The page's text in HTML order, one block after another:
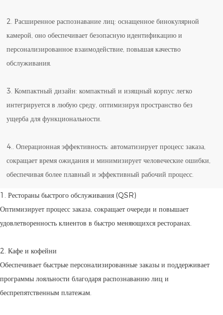
2. Расширенное распознавание лиц: оснащенное бинокулярной
камерой, оно обеспечивает безопасную идентификацию и
персонализированное взаимодействие, повышая качество
обслуживания.
3. Компактный дизайн: компактный и изящный корпус легко
интегрируется в любую среду, оптимизируя пространство без
ущерба для функциональности.
4.. Операционная эффективность: автоматизирует процесс заказа,
сокращает время ожидания и минимизирует человеческие ошибки,
обеспечивая более плавный и эффективный рабочий процесс.
1. Рестораны быстрого обслуживания (QSR)
Оптимизирует процесс заказа, сокращает очереди и повышает
удовлетворенность клиентов в быстро меняющихся ресторанах.
2. Кафе и кофейни
Обеспечивает быстрые персонализированные заказы и поддерживает
программы лояльности благодаря распознаванию лиц и
беспрепятственным платежам.